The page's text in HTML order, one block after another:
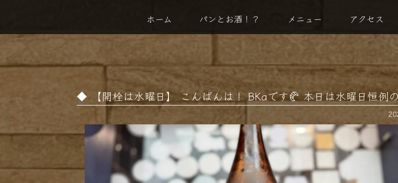
ホーム パンとお酒！？ メニュー アクセス
【開栓は水曜日】 こんばんは！ BKaです🥐 本日は水曜日恒例